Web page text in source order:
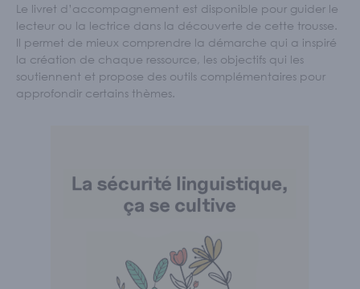
Le livret d’accompagnement est disponible pour guider le
lecteur ou la lectrice dans la découverte de cette trousse.
Il permet de mieux comprendre la démarche qui a inspiré
la création de chaque ressource, les objectifs qui les
soutiennent et propose des outils complémentaires pour
approfondir certains thèmes.